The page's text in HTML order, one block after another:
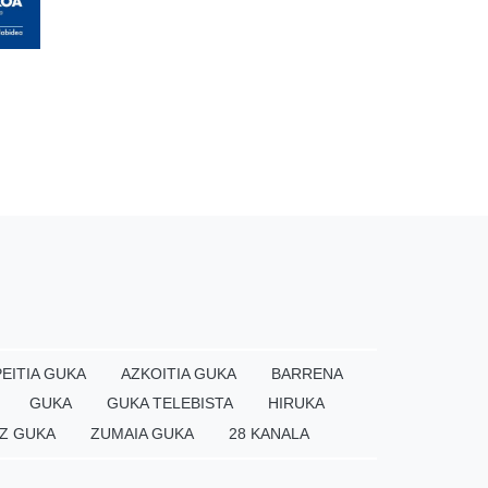
GUKA AZKOITIA GUKA
BARRENA
GUKA GUKA TELEBISTA
HIRUKA
GUKA ZUMAIA GUKA 28 KANALA